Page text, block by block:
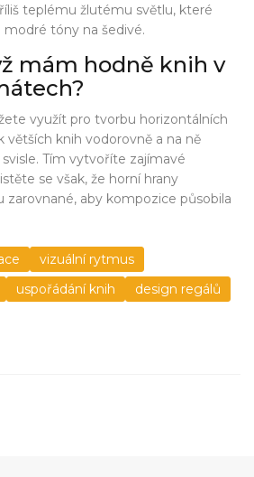
teplému žlutému světlu, které
tóny na šedivé.
mám hodně knih v
využít pro tvorbu horizontálních
větších knih vodorovně a na ně
Tím vytvoříte zajímavé
se však, že horní hrany
zarovnané, aby kompozice působila
vizuální rytmus
uspořádání knih design regálů